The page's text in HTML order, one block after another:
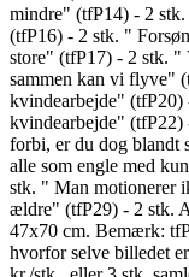
mindre" (tfP14) - 2
(tfP16) - 2 stk. "
store" (tfP17) - 2 stk. "
sammen kan vi flyve"
kvindearbejde"
kvindearbejde" (tfP22)
forbi, er du dog blandt
alle som engle med
stk. " Man motionerer
ældre" (tfP29) - 2 stk.
47x70 cm. Bemærk:
hvorfor selve billedet